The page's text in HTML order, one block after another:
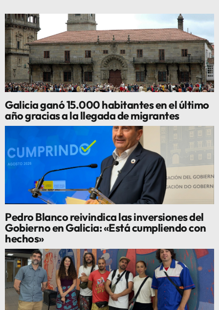
Galicia ganó 15.000 habitantes en el último
año gracias a la llegada de migrantes
Pedro Blanco reivindica las inversiones del
Gobierno en Galicia: «Está cumpliendo con
hechos»